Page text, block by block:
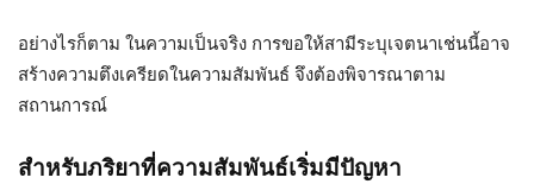
อย่างไรก็ตาม ในความเป็นจริง การขอให้สามีระบุเจตนาเช่นนี้อาจ
สร้างความตึงเครียดในความสัมพันธ์ จึงต้องพิจารณาตาม
สถานการณ์
สำหรับภริยาที่ความสัมพันธ์เริ่มมีปัญหา